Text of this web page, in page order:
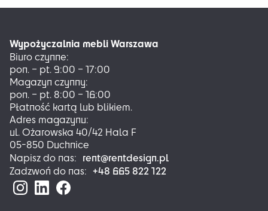
wariantów.
wybrać
Wypożyczalnia mebli Warszawa
Biuro czynne:
pon. – pt. 9:00 – 17:00
Magazyn czynny:
pon. – pt. 8:00 – 16:00
Płatność kartą lub blikiem.
Adres magazynu:
ul. Ożarowska 40/42 Hala F
05-850 Duchnice
Napisz do nas: rent@rentdesign.pl
Zadzwoń do nas: +48 665 822 122